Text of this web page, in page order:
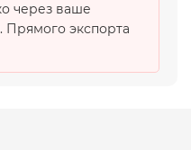
через ваше
Прямого экспорта